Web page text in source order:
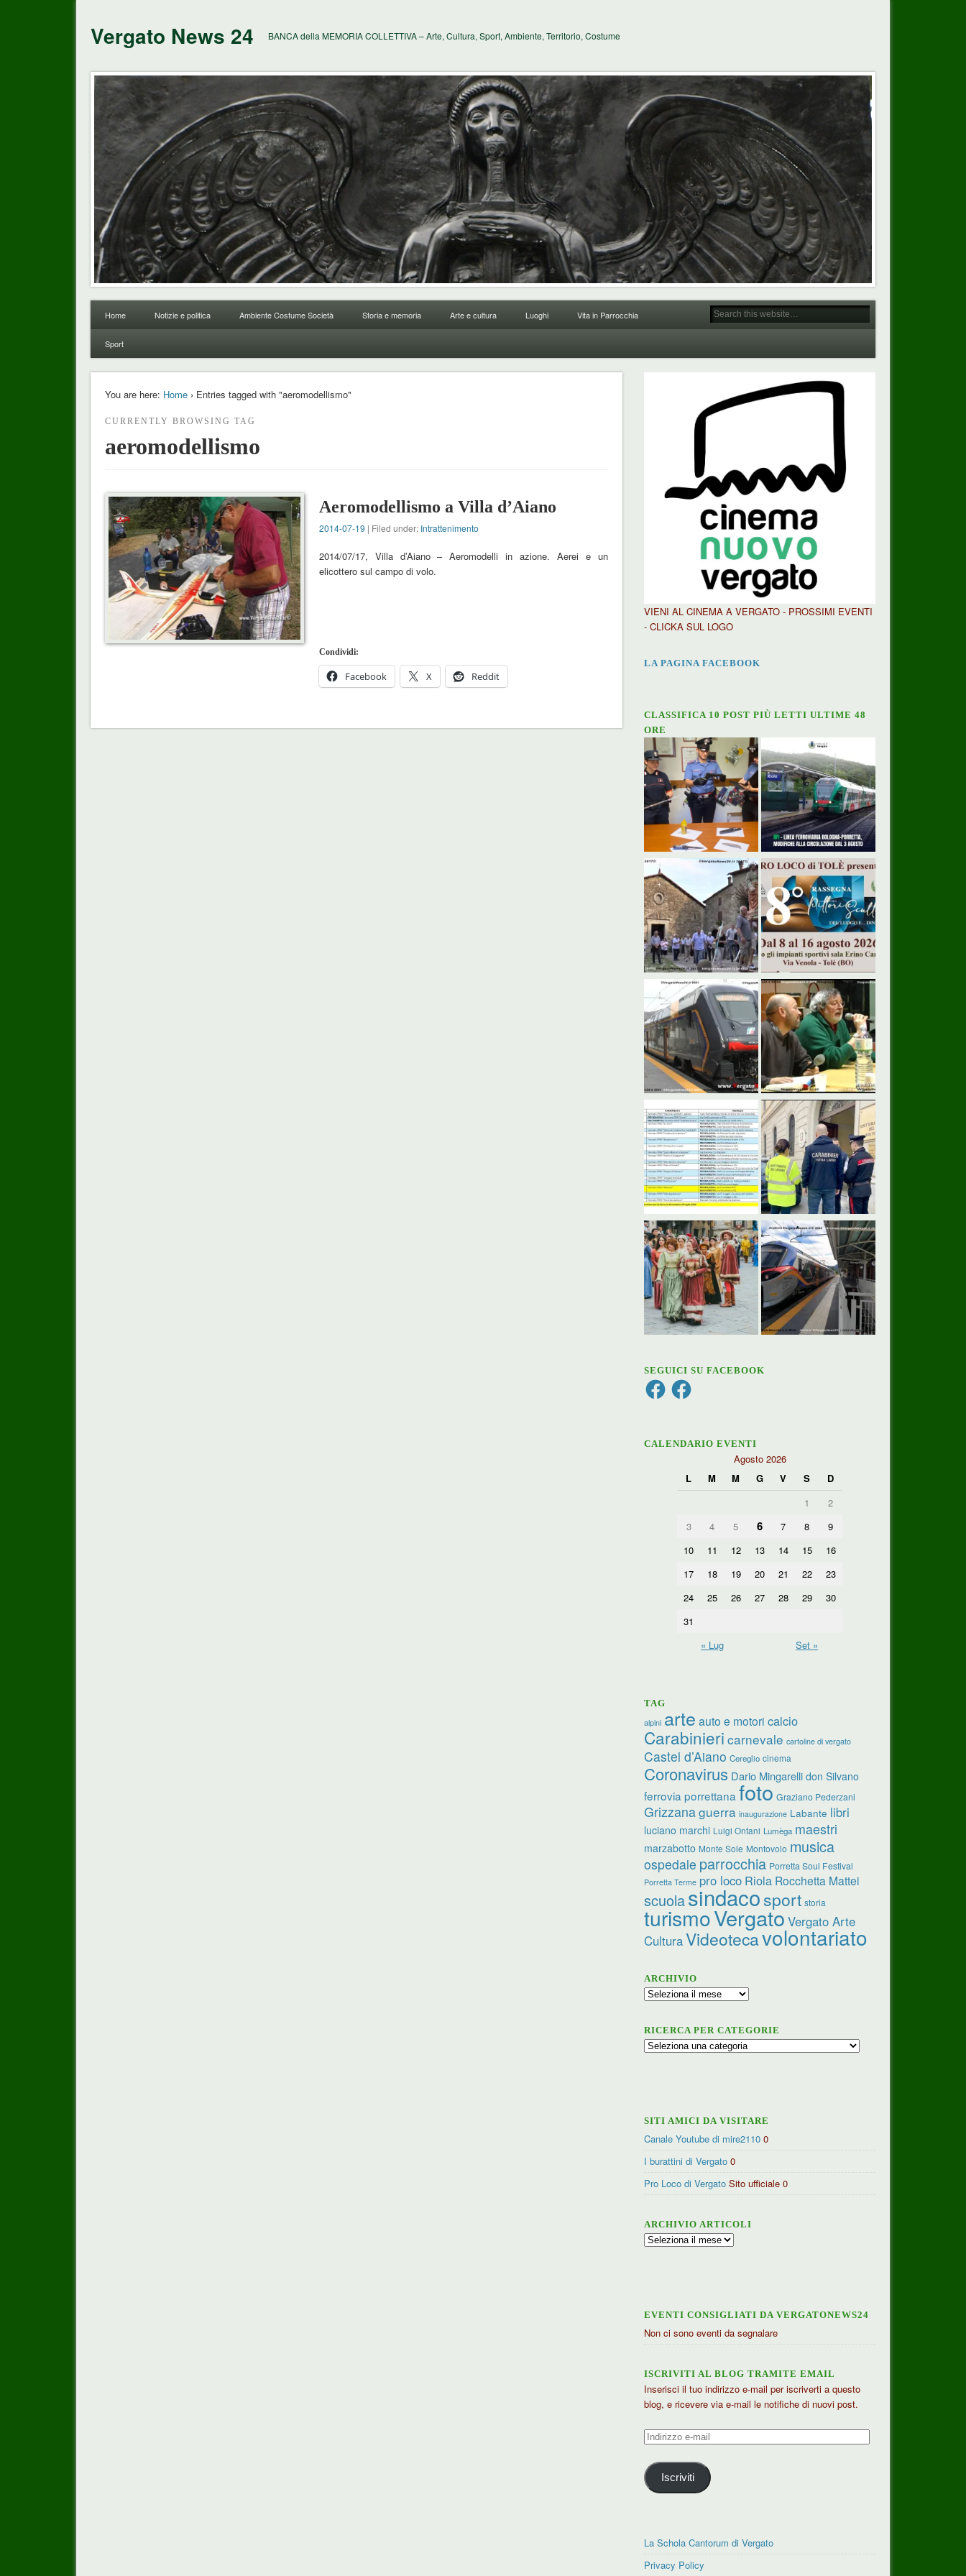
Vergato News 24 BANCA della MEMORIA COLLETTIVA – Arte, Cultura, Sport, Ambiente, Territorio, Costume
Home Notizie e politica Ambiente Costume Società Storia e memoria Arte e cultura Luoghi Vita in Parrocchia
Sport
You are here: Home› Entries tagged with "aeromodellismo"
CURRENTLY BROWSING TAG
aeromodellismo
Aeromodellismo a Villa d’Aiano
2014-07-19 | Filed under: Intrattenimento
2014/07/17, Villa d’Aiano – Aeromodelli in azione. Aerei e un
elicottero sul campo di volo.
Condividi:
Facebook X Reddit
VIENI AL CINEMA A VERGATO - PROSSIMI EVENTI
- CLICKA SUL LOGO
LA PAGINA FACEBOOK
CLASSIFICA 10 POST PIÙ LETTI ULTIME 48
ORE
SEGUICI SU FACEBOOK
FacebookFacebook
CALENDARIO EVENTI
Agosto 2026
L
M M G V S
D
1
2
3
4 5 6 7 8
9
10
11 12 13 14 15
16
17
18 19 20 21 22
23
24
25 26 27 28 29
30
31
« Lug
Set »
TAG
alpini arte auto e motori calcio
Carabinieri carnevale cartoline di vergato
Castel d’Aiano Cereglio cinema
Coronavirus Dario Mingarelli don Silvano
ferrovia porrettana foto Graziano Pederzani
Grizzanaguerra inaugurazione Labante libri
luciano marchi Luigi Ontani Lumèga maestri
marzabotto Monte Sole Montovolo musica
ospedale parrocchia Porretta Soul Festival
Porretta Terme pro loco Riola Rocchetta Mattei
scuolasindacosport storia
turismoVergato Vergato Arte
CulturaVideotecavolontariato
ARCHIVIO
Archivio
RICERCA PER CATEGORIE
Ricerca
SITI AMICI DA VISITARE
Canale Youtube di mire2110 0
I burattini di Vergato 0
Pro Loco di Vergato Sito ufficiale 0
ARCHIVIO ARTICOLI
Archivio
EVENTI CONSIGLIATI DA VERGATONEWS24
Non ci sono eventi da segnalare
ISCRIVITI AL BLOG TRAMITE EMAIL
Inserisci il tuo indirizzo e-mail per iscriverti a questo
blog, e ricevere via e-mail le notifiche di nuovi post.
Indirizzo
mail
Iscriviti
La Schola Cantorum di Vergato
Privacy Policy